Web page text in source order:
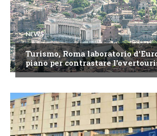
NEWS
Turismo, Roma laboratorio
piano per contrastare